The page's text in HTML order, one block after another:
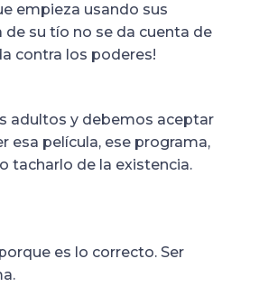
empieza usando sus
su tío no se da cuenta de
contra los poderes!
adultos y debemos aceptar
esa película, ese programa,
tacharlo de la existencia.
es lo correcto. Ser